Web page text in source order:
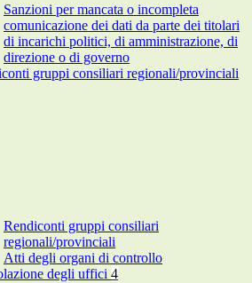
Sanzioni per mancata o incompleta
comunicazione dei dati da parte dei titolari
di incarichi politici, di amministrazione, di
direzione o di governo
gruppi consiliari regionali/provinciali
Rendiconti gruppi consiliari
regionali/provinciali
Atti degli organi di controllo
degli uffici 4